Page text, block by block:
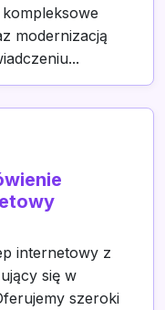
modernizacją
internetowy z
się w
szeroki